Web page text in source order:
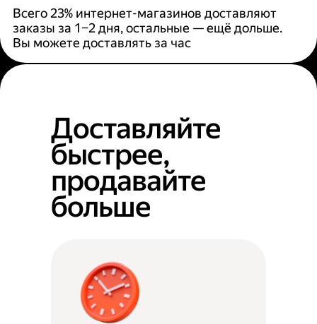
Всего 23% интернет-магазинов доставляют
заказы за 1–2 дня, остальные — ещё дольше.
Вы можете доставлять за час
Доставляйте
быстрее,
продавайте
больше